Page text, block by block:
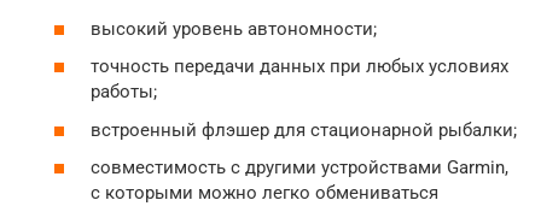
высокий уровень автономности;
точность передачи данных при любых условиях
работы;
встроенный флэшер для стационарной рыбалки;
совместимость с другими устройствами Garmin,
с которыми можно легко обмениваться